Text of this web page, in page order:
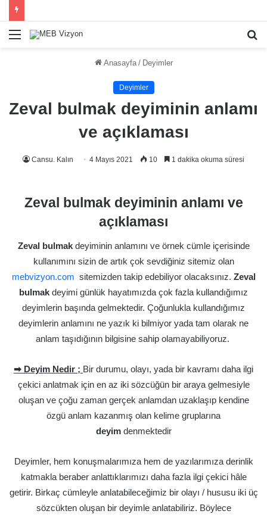
Menü
Anasayfa / Deyimler
Deyimler
Zeval bulmak deyiminin anlamı
ve açıklaması
Cansu. Kalın 4 Mayıs 2021 10 1 dakika okuma süresi
Zeval bulmak deyiminin anlamı ve
açıklaması
Zeval bulmakdeyiminin anlamını ve örnek cümle içerisinde
kullanımını sizin de artık çok sevdiğiniz sitemiz olan
mebvizyon.com sitemizden takip edebiliyor olacaksınız. Zeval
bulmak deyimi günlük hayatımızda çok fazla kullandığımız
deyimlerin başında gelmektedir. Çoğunlukla kullandığımız
deyimlerin anlamını ne yazık ki bilmiyor yada tam olarak ne
anlam taşıdığının bilgisine sahip olamayabiliyoruz.
➡ Deyim Nedir ; Bir durumu, olayı, yada bir kavramı daha ilgi
çekici anlatmak için en az iki sözcüğün bir araya gelmesiyle
oluşan ve çoğu zaman gerçek anlamdan uzaklaşıp kendine
özgü anlam kazanmış olan kelime gruplarına
deyim denmektedir
Deyimler, hem konuşmalarımıza hem de yazılarımıza derinlik
katmakla beraber anlattıklarımızı daha fazla ilgi çekici hâle
getirir. Birkaç cümleyle anlatabileceğimiz bir olayı / hususu iki üç
sözcükten oluşan bir deyimle anlatabiliriz. Böylece